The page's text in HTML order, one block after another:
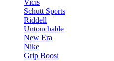
Vicis
Schutt Sports
Riddell
Untouchable
New Era
Nike
Grip Boost